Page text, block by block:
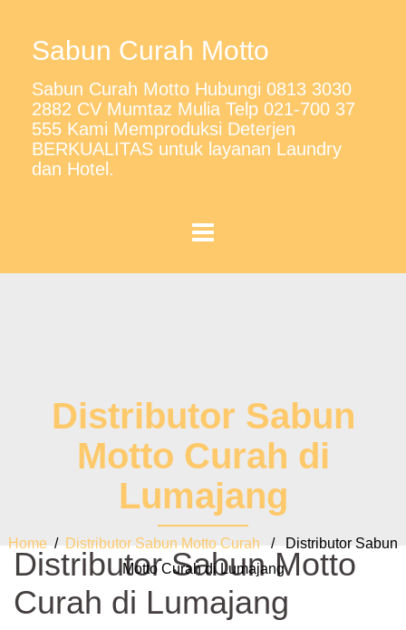
Sabun Curah Motto
Sabun Curah Motto Hubungi 0813 3030
2882 CV Mumtaz Mulia Telp 021-700 37
555 Kami Memproduksi Deterjen
BERKUALITAS untuk layanan Laundry
dan Hotel.
Distributor Sabun
Motto Curah di
Lumajang
Home / Distributor Sabun Motto Curah / Distributor Sabun
Motto Curah di Lumajang
Distributor Sabun Motto
Curah di Lumajang